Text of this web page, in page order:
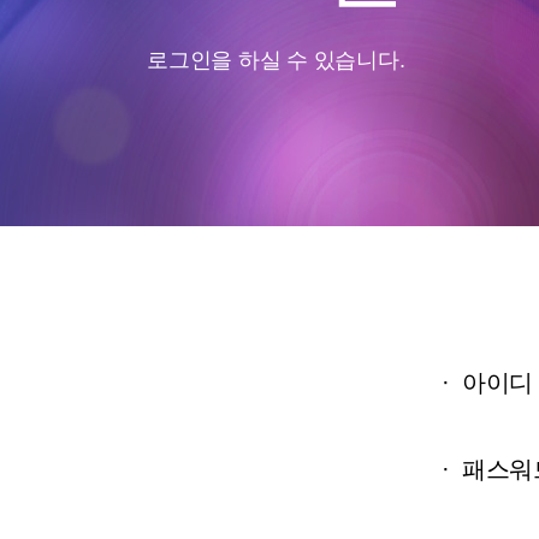
로그인을 하실 수 있습니다.
· 아이디
· 패스워